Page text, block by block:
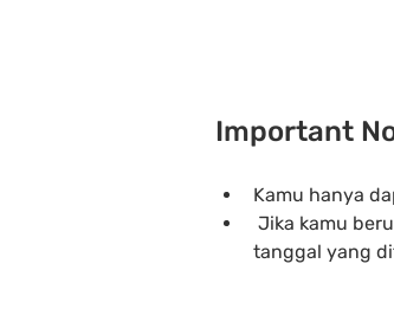
Important
Kamu hanya
Jika kamu
tanggal yang